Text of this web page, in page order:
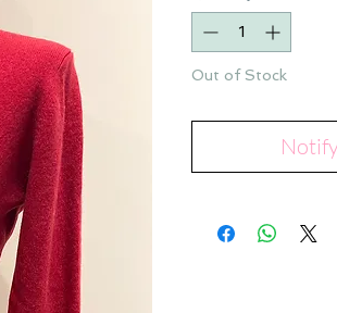
Out of Stock